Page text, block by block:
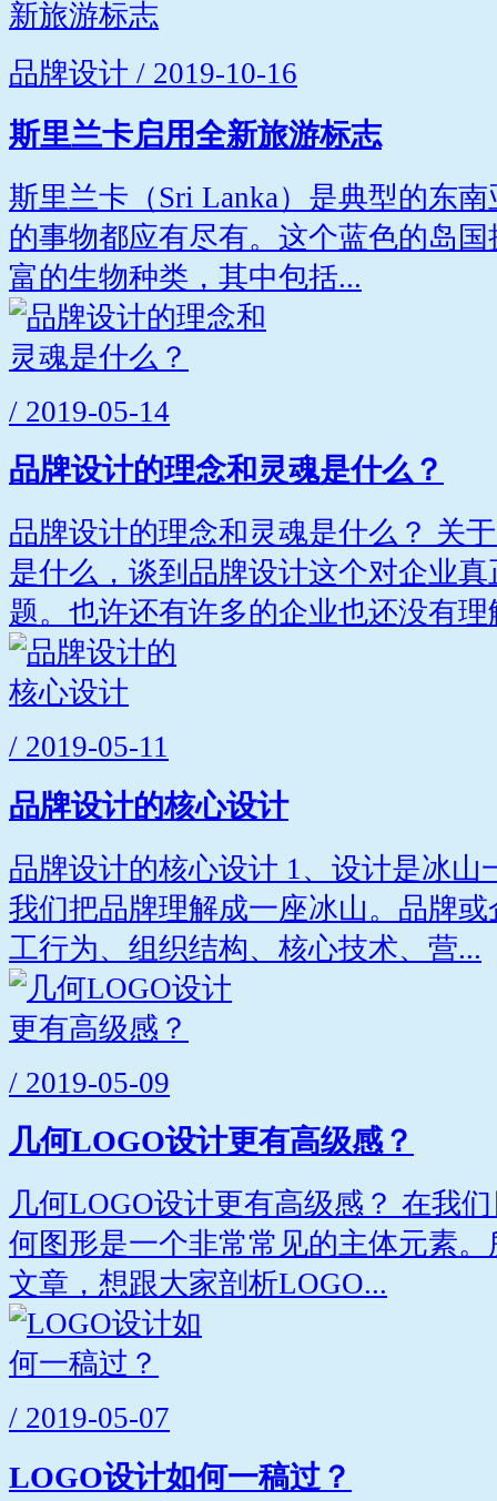
品牌设计 / 2019-10-16
斯里兰卡启用全新旅游标志
斯里兰卡（Sri Lanka）是典型的东
的事物都应有尽有。这个蓝色的岛
富的生物种类，其中包括...
/ 2019-05-14
品牌设计的理念和灵魂是什么？
品牌设计的理念和灵魂是什么？ 关
是什么，谈到品牌设计这个对企业
题。也许还有许多的企业也还没有理
/ 2019-05-11
品牌设计的核心设计
品牌设计的核心设计 1、设计是冰山
我们把品牌理解成一座冰山。品牌
工行为、组织结构、核心技术、营...
/ 2019-05-09
几何LOGO设计更有高级感？
几何LOGO设计更有高级感？ 在我
何图形是一个非常常见的主体元素
文章，想跟大家剖析LOGO...
/ 2019-05-07
LOGO设计如何一稿过？